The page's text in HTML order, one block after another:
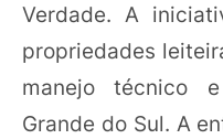
Verdade. A
propriedades
manejo técnico
Grande do Sul. A